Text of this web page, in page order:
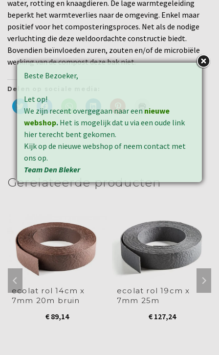
water, rotting en knaagdieren. De lage warmtegeleiding
beperkt het warmteverlies naar de omgeving. Enkel maar
positief voor het composteringsproces. Net als de nodige
verluchting die deze weldoordachte constructie biedt.
Bovendien beïnvloeden zuren, zouten en/of de microbiële
werking van de compost deze bak niet.
Delen op sociale media:
Klik
om
delen
met
Twitter
(Wordt
in
een
nieuw
venster
geopend)
om
delen
Facebook
(Wordt
in
venster
geopend)
om
delen
op
WhatsApp
(Wordt
in
venster
geopend)
om
op
LinkedIn
delen
(Wordt
in
om
Pinterest
(Wordt
in
om
te
in
een
Gerelateerde producten
ecolat rol 14cm x
7mm 20m bruin
€89,14
ecolat rol 19cm x
7mm 25m
€127,24
Beste Bezoeker,
Let op!
We zijn recent overgegaan naar een nieuwe
webshop. Het is mogelijk dat u via een oude link
hier terecht bent gekomen.
Kijk op de nieuwe webshop of neem contact met
ons op.
Team Den Bleker